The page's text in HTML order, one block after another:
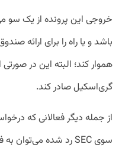
هموار کند؛ البته این در
گری‌اسکیل صادر کند.
از جمله دیگر فعالانی که